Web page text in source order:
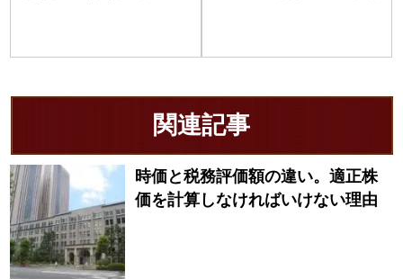
関連記事
時価と税務評価額の違い。適正株
価を計算しなければいけない理由